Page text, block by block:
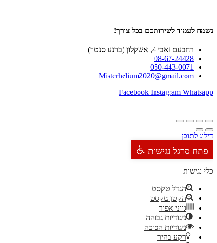
נשמח לעמוד לשירותכם בכל צורך!
רחבעם זאבי 4, אשקלון (ברנע סנטר)
08-67-24428
050-443-0071
Misterhelium2020@gmail.com
Facebook Instagram Whatsapp
דילוג לתוכן
פתח סרגל נגישות
כלי נגישות
הגדל טקסט
הקטן טקסט
גווני אפור
ניגודיות גבוהה
ניגודיות הפוכה
רקע בהיר